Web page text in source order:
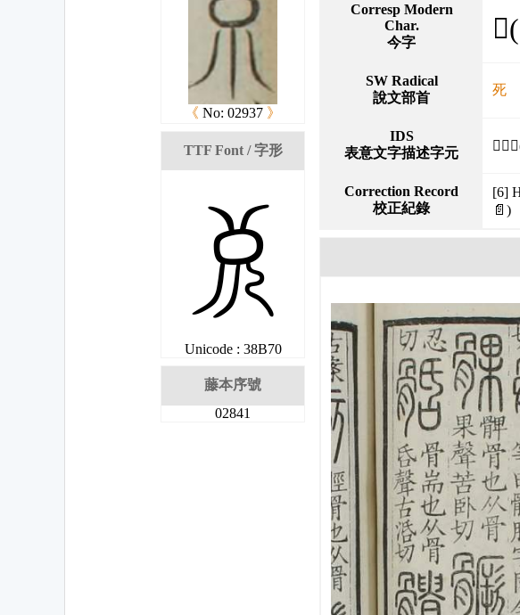
《 No: 02937 》
TTF Font / 字形
奰
Unicode : 38B70
藤本序號
02841
Corresp Modern
Char.
今字
SW Radical
說文部首
死
IDS
表意文字描述字元
⿸𡰤
Correction Record
校正紀錄
[6]
📄)